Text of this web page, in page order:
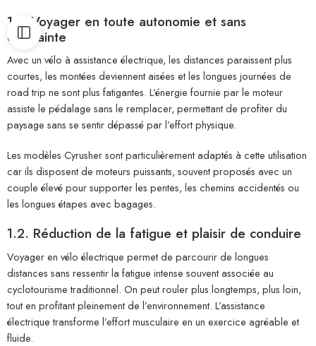
1.1. Voyager en toute autonomie et sans
contrainte
Avec un vélo à assistance électrique, les distances paraissent plus
courtes, les montées deviennent aisées et les longues journées de
road trip ne sont plus fatigantes. L’énergie fournie par le moteur
assiste le pédalage sans le remplacer, permettant de profiter du
paysage sans se sentir dépassé par l’effort physique.
Les modèles Cyrusher sont particulièrement adaptés à cette utilisation
car ils disposent de moteurs puissants, souvent proposés avec un
couple élevé pour supporter les pentes, les chemins accidentés ou
les longues étapes avec bagages.
1.2. Réduction de la fatigue et plaisir de conduire
Voyager en vélo électrique permet de parcourir de longues
distances sans ressentir la fatigue intense souvent associée au
cyclotourisme traditionnel. On peut rouler plus longtemps, plus loin,
tout en profitant pleinement de l’environnement. L’assistance
électrique transforme l’effort musculaire en un exercice agréable et
fluide.